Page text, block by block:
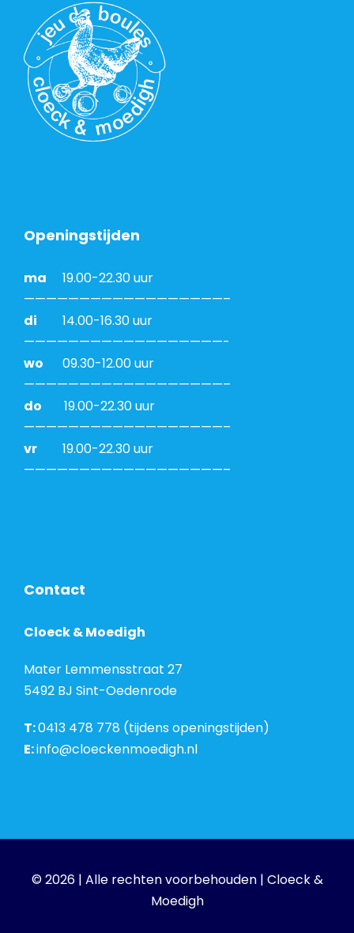
Openingstijden
ma 19.00-22.30 uur
——————————————————–
di 14.00-16.30 uur
——————————————————-
wo 09.30-12.00 uur
——————————————————–
do 19.00-22.30 uur
——————————————————–
vr 19.00-22.30 uur
——————————————————–
Contact
Cloeck & Moedigh
Mater Lemmensstraat 27
5492 BJ Sint-Oedenrode
T:0413 478 778 (tijdens openingstijden)
E:info@cloeckenmoedigh.nl
© 2026 | Alle rechten voorbehouden | Cloeck &
Moedigh